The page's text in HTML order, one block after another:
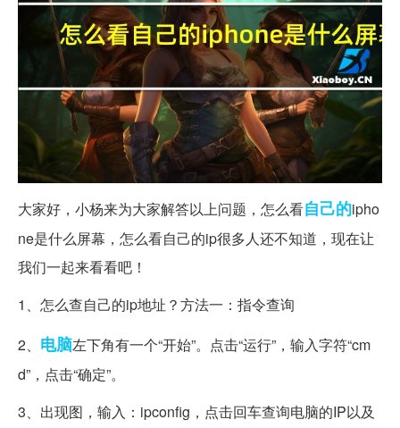
大家好，小杨来为大家解答以上问题，怎么看自己的ipho
ne是什么屏幕，怎么看自己的ip很多人还不知道，现在让
我们一起来看看吧！
1、怎么查自己的ip地址？方法一：指令查询
2、 电脑左下角有一个“开始”。点击“运行”，输入字符“cm
d”，点击“确定”。
3、出现图，输入：ipconfig，点击回车查询电脑的IP以及